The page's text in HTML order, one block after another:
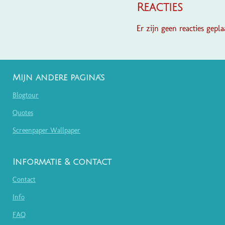
Reacties
Er zijn geen reacties
Mijn andere pagina's
Blogtour
Quotes
Screenpaper Wallpaper
Informatie & contact
Contact
Info
FAQ